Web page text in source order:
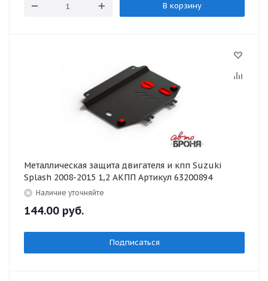
В корзину
Металлическая защита двигателя и кпп Suzuki
Splash 2008-2015 1,2 АКПП Артикул 63200894
Наличие уточняйте
144.00 руб.
Подписаться